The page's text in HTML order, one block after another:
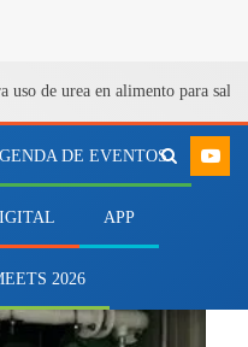
uso de urea en alimento para
DE EVENTOS
APP
2026
Cerda